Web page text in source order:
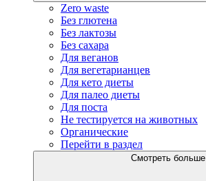
Zero waste
Без глютена
Без лактозы
Без сахара
Для веганов
Для вегетарианцев
Для кето диеты
Для палео диеты
Для поста
Не тестируется на животных
Органические
Перейти в раздел
Смотреть больше